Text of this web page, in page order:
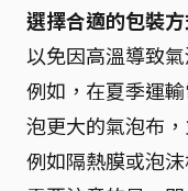
選擇合適的包裝方
以免因高溫導致
例如，在夏季運
泡更大的氣泡布
例如隔熱膜或泡